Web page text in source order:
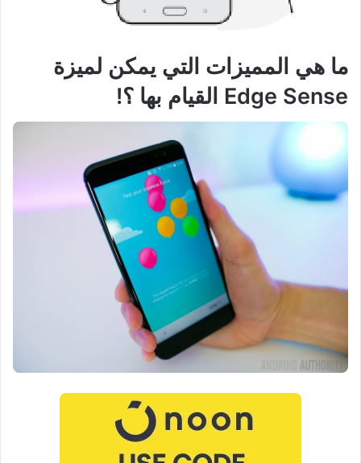
ما هي المميزات التي يمكن لميزة
Edge Sense القيام بها ؟!